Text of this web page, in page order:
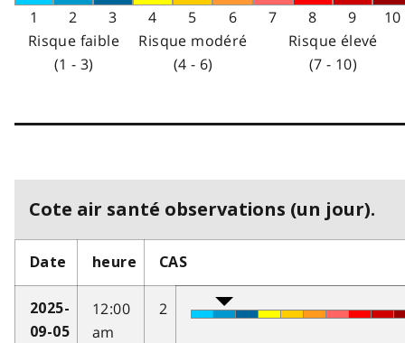
1 2 3 4 5 6 7 8 9
10
Risque faible
(1 - 3)
Risque modéré
(4 - 6)
Risque élevé
(7 - 10)
Cote air santé observations (un jour).
Date heure CAS
2025-
09-05
12:00
am
2